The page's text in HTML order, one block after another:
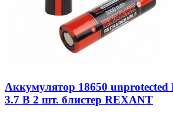
Аккумулятор 18650
3.7 В 2 шт. блистер REXANT